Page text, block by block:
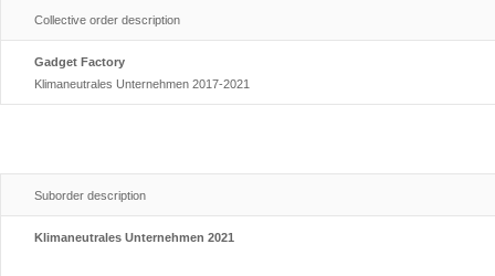
Collective order description
Gadget Factory
Klimaneutrales Unternehmen 2017-2021
Suborder description
Klimaneutrales Unternehmen 2021